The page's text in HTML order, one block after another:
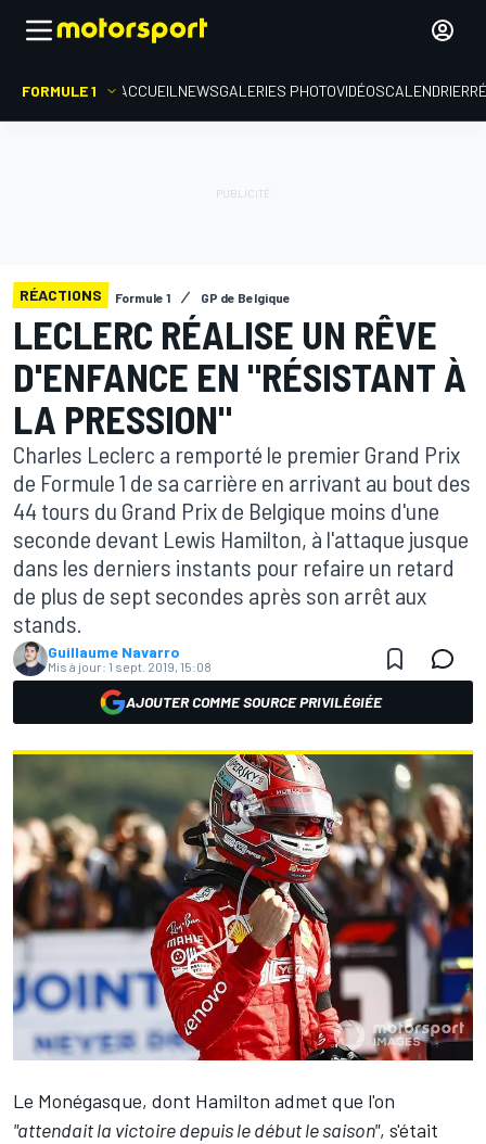
FORMULE 1 ACCUEIL NEWSGALERIES PHOTOVIDÉOSCALENDRIER
RÉACTIONS Formule 1 GP de Belgique
LECLERC RÉALISE UN RÊVE
D'ENFANCE EN "RÉSISTANT À
LA PRESSION"
Charles Leclerc a remporté le premier Grand Prix
de Formule 1 de sa carrière en arrivant au bout des
44 tours du Grand Prix de Belgique moins d'une
seconde devant Lewis Hamilton, à l'attaque jusque
dans les derniers instants pour refaire un retard
de plus de sept secondes après son arrêt aux
stands.
Guillaume Navarro
Mis à jour: 1 sept. 2019, 15:08
AJOUTER COMME SOURCE PRIVILÉGIÉE
Le Monégasque, dont Hamilton admet que l'on
"attendait la victoire depuis le début le saison", s'était